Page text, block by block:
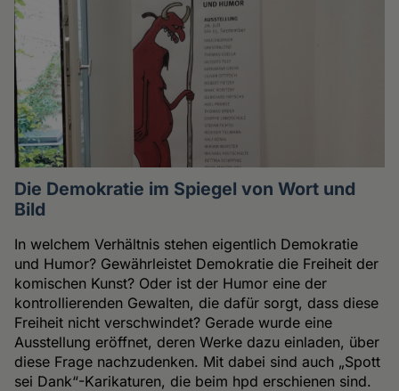
Die Demokratie im Spiegel von Wort und
Bild
In welchem Verhältnis stehen eigentlich Demokratie
und Humor? Gewährleistet Demokratie die Freiheit der
komischen Kunst? Oder ist der Humor eine der
kontrollierenden Gewalten, die dafür sorgt, dass diese
Freiheit nicht verschwindet? Gerade wurde eine
Ausstellung eröffnet, deren Werke dazu einladen, über
diese Frage nachzudenken. Mit dabei sind auch „Spott
sei Dank“-Karikaturen, die beim hpd erschienen sind.